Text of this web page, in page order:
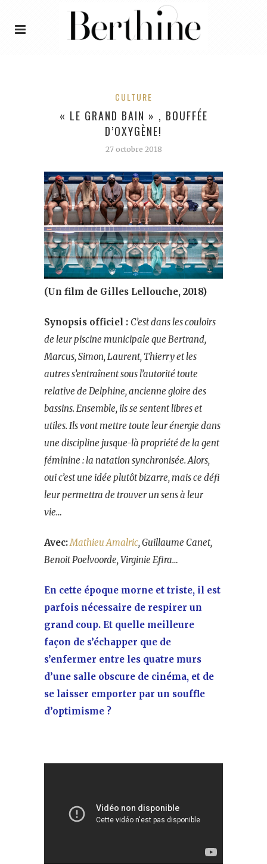
CULTURE
« LE GRAND BAIN » , BOUFFÉE
D’OXYGÈNE!
27 octobre 2018
(Un film de Gilles Lellouche, 2018)
Synopsis officiel : C’est dans les couloirs
de leur piscine municipale que Bertrand,
Marcus, Simon, Laurent, Thierry et les
autres s’entraînent sous l’autorité toute
relative de Delphine, ancienne gloire des
bassins. Ensemble, ils se sentent libres et
utiles. Ils vont mettre toute leur énergie dans
une discipline jusque-là propriété de la gent
féminine : la natation synchronisée. Alors,
oui c’est une idée plutôt bizarre, mais ce défi
leur permettra de trouver un sens à leur
vie…
Avec: Mathieu Amalric, Guillaume Canet,
Benoit Poelvoorde, Virginie Efira…
En cette époque morne et triste, il est
parfois nécessaire de respirer un
grand coup. Et quelle meilleure
façon de s’échapper que de
s’enfermer entre les quatre murs
d’une salle obscure de cinéma, et de
se laisser emporter par un souffle
d’optimisme ?